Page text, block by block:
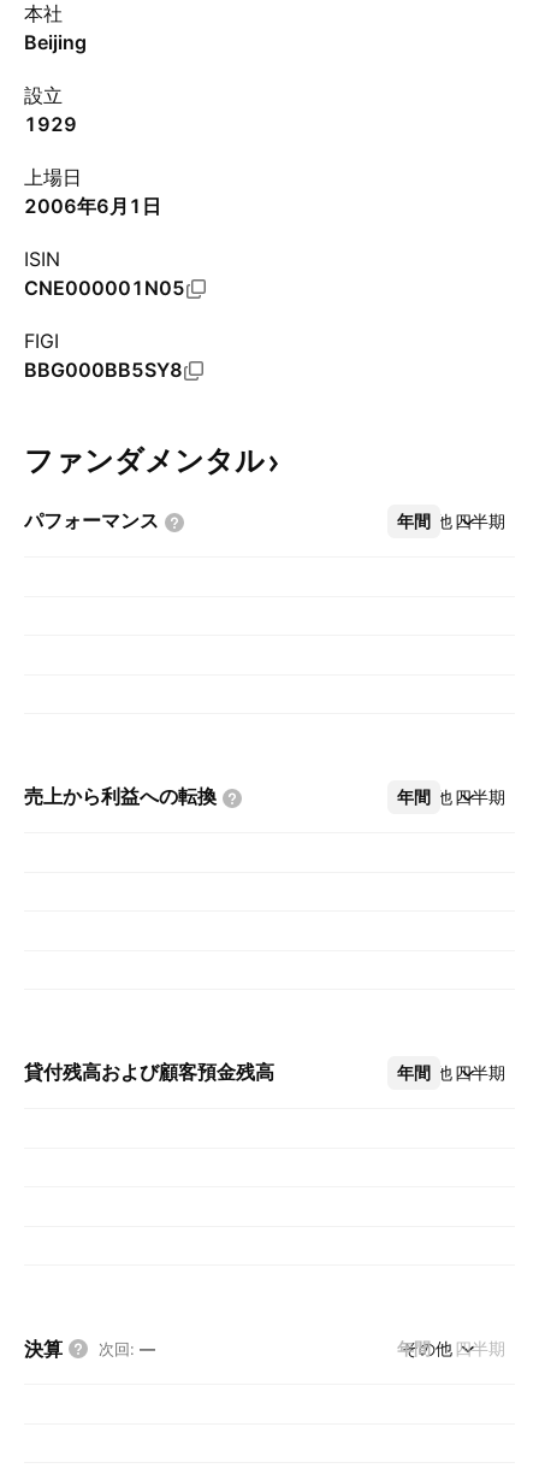
本社
Beijing
設立
1929
上場日
2006年6月1日
ISIN
CNE000001N05
FIGI
BBG000BB5SY8
ファンダメンタル
パフォーマンス 年間 四半期
その他
売上から利益への転換 年間 四半期
その他
貸付残高および顧客預金残高 年間 四半期
その他
決算 次回: — 年間 四半期
その他